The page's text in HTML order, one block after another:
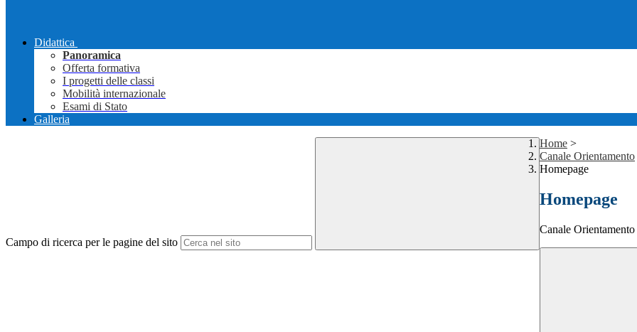
Didattica
Panoramica
Offerta formativa
I progetti delle classi
Mobilità internazionale
Esami di Stato
Galleria
Campo di ricerca per le pagine del sito
Home >
Canale Orientamento
Homepage
Homepage
Canale Orientamento